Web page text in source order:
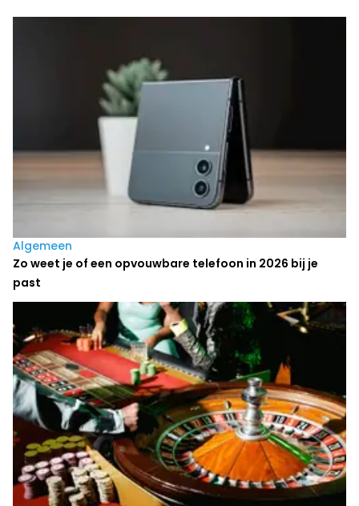
Laatste nieuws
Algemeen
Zo weet je of een opvouwbare telefoon in 2026 bij je
past